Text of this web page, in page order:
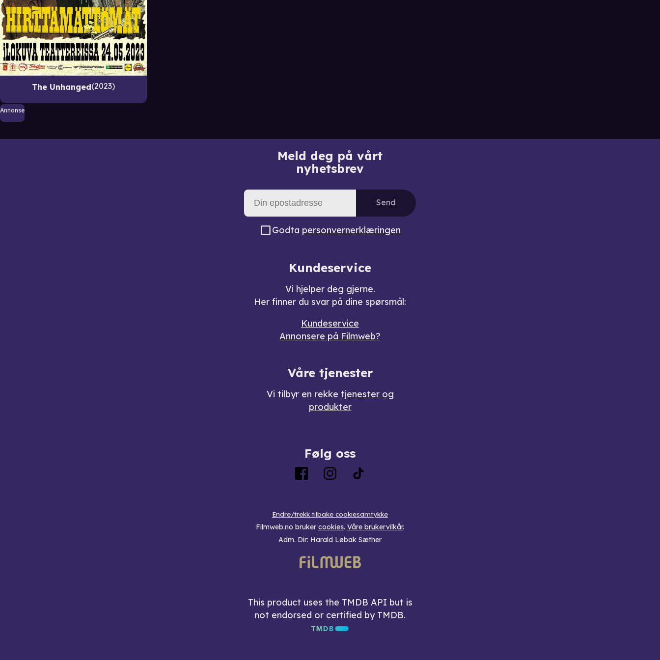
The Unhanged 2023
Annonse
Meld deg på vårt
nyhetsbrev
Send
Godta personvernerklæringen
Kundeservice
Vi hjelper deg gjerne.
Her finner du svar på dine spørsmål:
Kundeservice
Annonsere på Filmweb?
Våre tjenester
Vi tilbyr en rekke tjenester og
produkter
Følg oss
Endre/trekk tilbake cookiesamtykke
Filmweb.no bruker cookies. Våre brukervilkår.
Adm. Dir: Harald Løbak Sæther
This product uses the TMDB API but is
not endorsed or certified by TMDB.